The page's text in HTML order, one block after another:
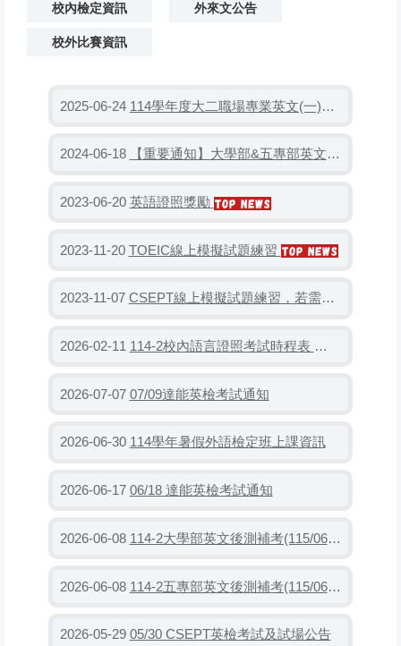
校內檢定資訊 外來文公告
校外比賽資訊
2025-06-24 114學年度大二職場專業英文(一)分班
2024-06-18 【重要通知】大學部&五專部英文課程抵免對照表
2023-06-20 英語證照獎勵
2023-11-20 TOEIC線上模擬試題練習
2023-11-07 CSEPT線上模擬試題練習，若需要借閱書籍歡迎至語言中心
2026-02-11 114-2校內語言證照考試時程表
2026-07-07 07/09達能英檢考試通知
2026-06-30 114學年暑假外語檢定班上課資訊
2026-06-17 06/18 達能英檢考試通知
2026-06-08 114-2大學部英文後測補考(115/06/18 12:00~13:00)
2026-06-08 114-2五專部英文後測補考(115/06/26 12:00~13:00)
2026-05-29 05/30 CSEPT英檢考試及試場公告